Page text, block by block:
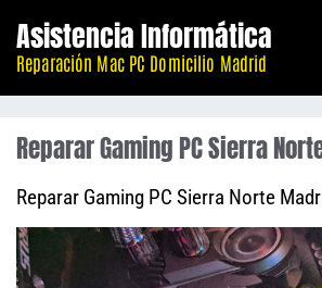
contenido
Asistencia Informática
Reparación Mac PC Domicilio Madrid
Reparar Gaming PC Sierra
Reparar Gaming PC Sierra Norte